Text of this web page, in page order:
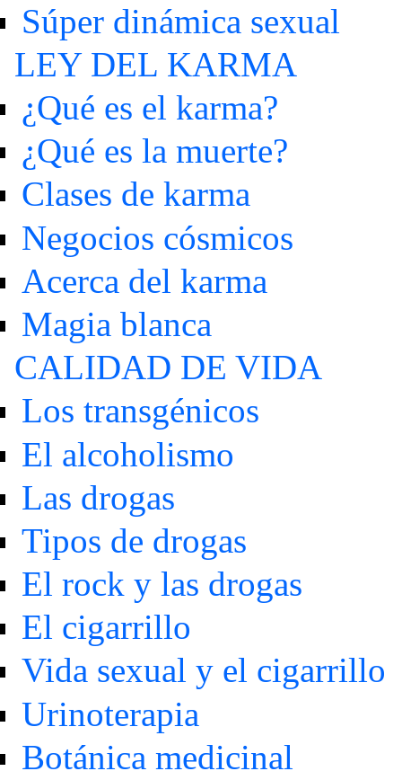
Súper dinámica sexual
LEY DEL KARMA
¿Qué es el karma?
¿Qué es la muerte?
Clases de karma
Negocios cósmicos
Acerca del karma
Magia blanca
CALIDAD DE VIDA
Los transgénicos
El alcoholismo
Las drogas
Tipos de drogas
El rock y las drogas
El cigarrillo
Vida sexual y el cigarrillo
Urinoterapia
Botánica medicinal